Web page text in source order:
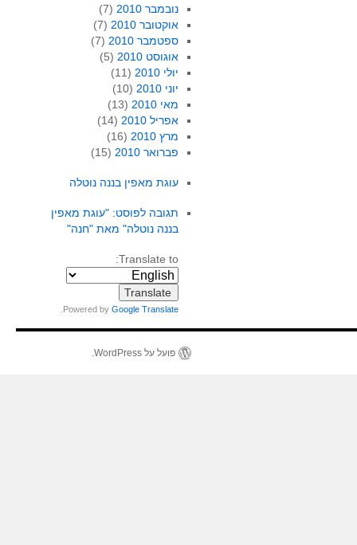
נובמבר 2010
(7)
אוקטובר 2010
(7)
ספטמבר 2010
(7)
אוגוסט 2010
(5)
יולי 2010
(11)
יוני 2010
(10)
מאי 2010
(13)
אפריל 2010
(14)
מרץ 2010
(16)
פברואר 2010
(15)
עוגת מאפין בננה נוטלה
תגובה לפוסט: "עוגת מאפין
בננה נוטלה" מאת "חנה"
Translate to:
Powered byGoogle Translate
פועל על WordPress.